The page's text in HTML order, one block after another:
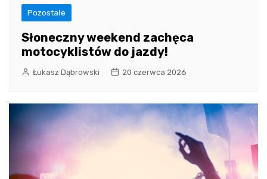
Pozostałe
Słoneczny weekend zachęca
motocyklistów do jazdy!
Łukasz Dąbrowski 20 czerwca 2026